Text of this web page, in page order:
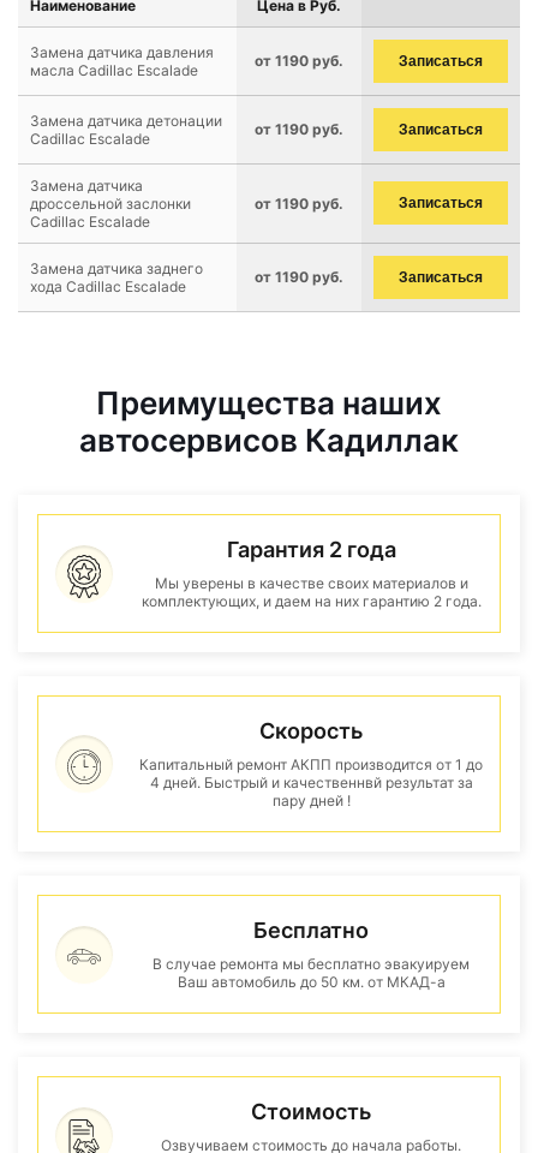
Наименование Цена в Руб.
Замена датчика давления
масла Cadillac Escalade
от 1190 руб. Записаться
Замена датчика детонации
Cadillac Escalade
от 1190 руб. Записаться
Замена датчика
дроссельной заслонки
Cadillac Escalade
от 1190 руб. Записаться
Замена датчика заднего
хода Cadillac Escalade
от 1190 руб. Записаться
Преимущества наших
автосервисов Кадиллак
Гарантия 2 года
Мы уверены в качестве своих материалов и
комплектующих, и даем на них гарантию 2 года.
Скорость
Капитальный ремонт АКПП производится от 1 до
4 дней. Быстрый и качественнвй результат за
пару дней !
Бесплатно
В случае ремонта мы бесплатно эвакуируем
Ваш автомобиль до 50 км. от МКАД-а
Стоимость
Озвучиваем стоимость до начала работы.